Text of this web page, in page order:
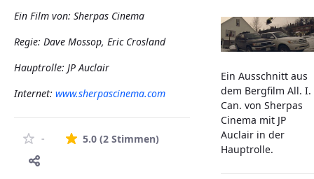
Ein Film von: Sherpas Cinema
Regie: Dave Mossop, Eric Crosland
Hauptrolle: JP Auclair
Internet: www.sherpascinema.com
- 5.0 (2 Stimmen) Die durchschnittliche
Ein Ausschnitt aus
dem Bergfilm All. I.
Can. von Sherpas
Cinema mit JP
Auclair in der
Hauptrolle.